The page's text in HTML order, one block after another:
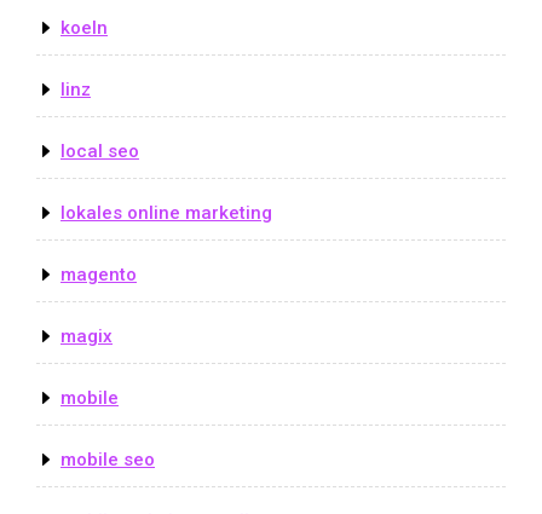
koeln
linz
local seo
lokales online marketing
magento
magix
mobile
mobile seo